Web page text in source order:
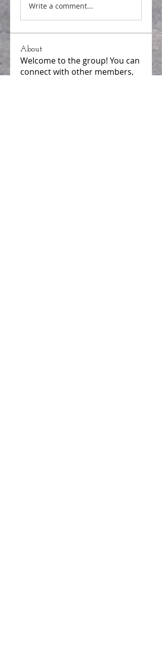
Write a comment...
About
Welcome to the group! You can
connect with other members,